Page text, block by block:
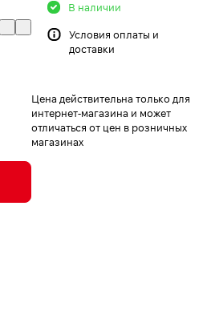
В наличии
Условия оплаты и
доставки
Цена действительна только для
интернет-магазина и может
отличаться от цен в розничных
магазинах